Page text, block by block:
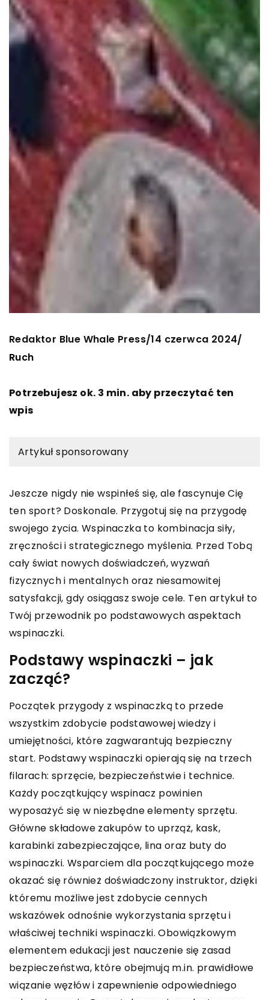
Redaktor Blue Whale Press/14 czerwca 2024/
Ruch
Potrzebujesz ok. 3 min. aby przeczytać ten
wpis
Artykuł sponsorowany
Jeszcze nigdy nie wspinłeś się, ale fascynuje Cię
ten sport? Doskonale. Przygotuj się na przygodę
swojego życia. Wspinaczka to kombinacja siły,
zręczności i strategicznego myślenia. Przed Tobą
cały świat nowych doświadczeń, wyzwań
fizycznych i mentalnych oraz niesamowitej
satysfakcji, gdy osiągasz swoje cele. Ten artykuł to
Twój przewodnik po podstawowych aspektach
wspinaczki.
Podstawy wspinaczki – jak
zacząć?
Początek przygody z wspinaczką to przede
wszystkim zdobycie podstawowej wiedzy i
umiejętności, które zagwarantują bezpieczny
start. Podstawy wspinaczki opierają się na trzech
filarach: sprzęcie, bezpieczeństwie i technice.
Każdy początkujący wspinacz powinien
wyposażyć się w niezbędne elementy sprzętu.
Główne składowe zakupów to uprząż, kask,
karabinki zabezpieczające, lina oraz buty do
wspinaczki. Wsparciem dla początkującego może
okazać się również doświadczony instruktor, dzięki
któremu możliwe jest zdobycie cennych
wskazówek odnośnie wykorzystania sprzętu i
właściwej techniki wspinaczki. Obowiązkowym
elementem edukacji jest nauczenie się zasad
bezpieczeństwa, które obejmują m.in. prawidłowe
wiązanie węzłów i zapewnienie odpowiedniego